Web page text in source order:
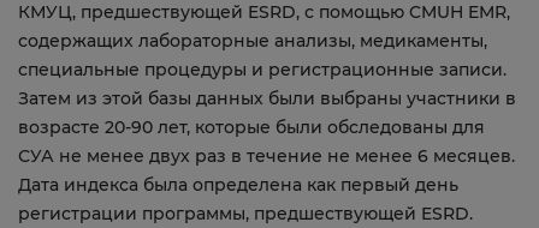
КМУЦ, предшествующей ESRD, с помощью CMUH EMR,
содержащих лабораторные анализы, медикаменты,
специальные процедуры и регистрационные записи.
Затем из этой базы данных были выбраны участники в
возрасте 20-90 лет, которые были обследованы для
СУА не менее двух раз в течение не менее 6 месяцев.
Дата индекса была определена как первый день
регистрации программы, предшествующей ESRD.